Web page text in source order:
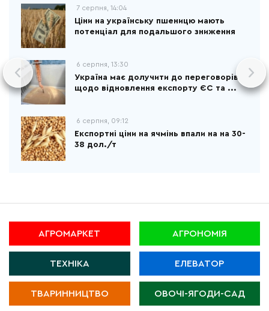
7 серпня, 14:04
Ціни на українську пшеницю мають
потенціал для подальшого зниження
6 серпня, 13:30
Україна має долучити до переговорів
щодо відновлення експорту ЄС та ...
6 серпня, 09:12
Експортні ціни на ячмінь впали на на 30-
38 дол./т
АГРОМАРКЕТ АГРОНОМІЯ
ТЕХНІКА ЕЛЕВАТОР
ТВАРИННИЦТВО ОВОЧІ-ЯГОДИ-САД